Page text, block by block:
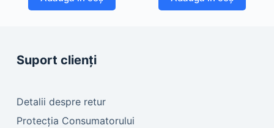
Suport clienți
Detalii despre retur
Protecția Consumatorului